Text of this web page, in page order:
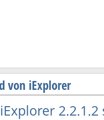
von iExplorer